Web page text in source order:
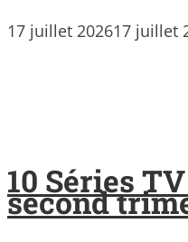
17 juillet 202617 juillet
10 Séries
second